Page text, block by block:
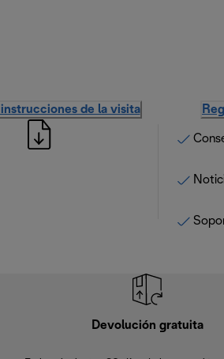
instrucciones de la visita
Devolución gratuita